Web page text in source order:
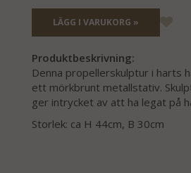
LÄGG I VARUKORG »
Produktbeskrivning:
Denna propellerskulptur i harts
ett mörkbrunt metallstativ.
ger intrycket av att ha legat på
Storlek: ca H 44cm, B 30cm